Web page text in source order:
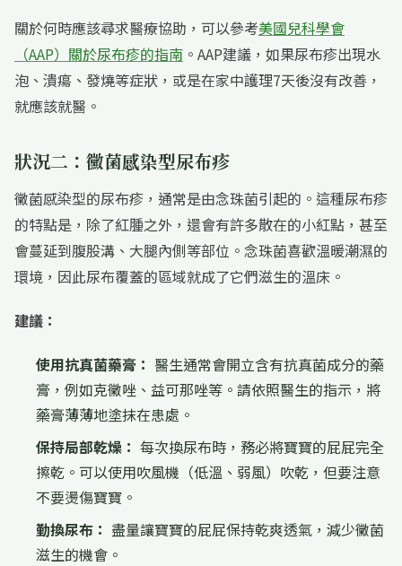
關於何時應該尋求醫療協助，可以參考美國兒科學會
（AAP）關於尿布疹的指南 。AAP建議，如果尿布疹出現水
泡、潰瘍、發燒等症狀，或是在家中護理7天後沒有改善，
就應該就醫。
狀況二：黴菌感染型尿布疹
黴菌感染型的尿布疹，通常是由念珠菌引起的。這種尿布疹
的特點是，除了紅腫之外，還會有許多散在的小紅點，甚至
會蔓延到腹股溝、大腿內側等部位。念珠菌喜歡溫暖潮濕的
環境，因此尿布覆蓋的區域就成了它們滋生的溫床。
建議：
使用抗真菌藥膏： 醫生通常會開立含有抗真菌成分的藥
膏，例如克黴唑、益可那唑等。請依照醫生的指示，將
藥膏薄薄地塗抹在患處。
保持局部乾燥： 每次換尿布時，務必將寶寶的屁屁完全
擦乾。可以使用吹風機（低溫、弱風）吹乾，但要注意
不要燙傷寶寶。
勤換尿布： 盡量讓寶寶的屁屁保持乾爽透氣，減少黴菌
滋生的機會。